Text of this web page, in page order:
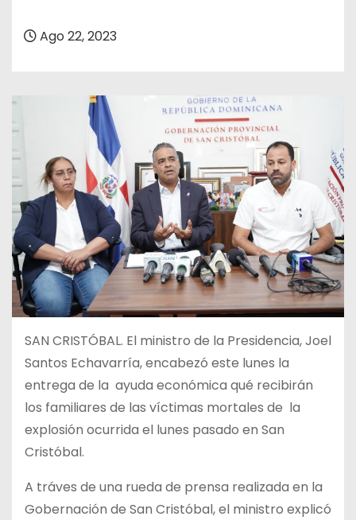
Ago 22, 2023
SAN CRISTÓBAL. El ministro de la Presidencia, Joel
Santos Echavarría, encabezó este lunes la
entrega de la ayuda económica qué recibirán
los familiares de las víctimas mortales de la
explosión ocurrida el lunes pasado en San
Cristóbal.
A tráves de una rueda de prensa realizada en la
Gobernación de San Cristóbal, el ministro explicó